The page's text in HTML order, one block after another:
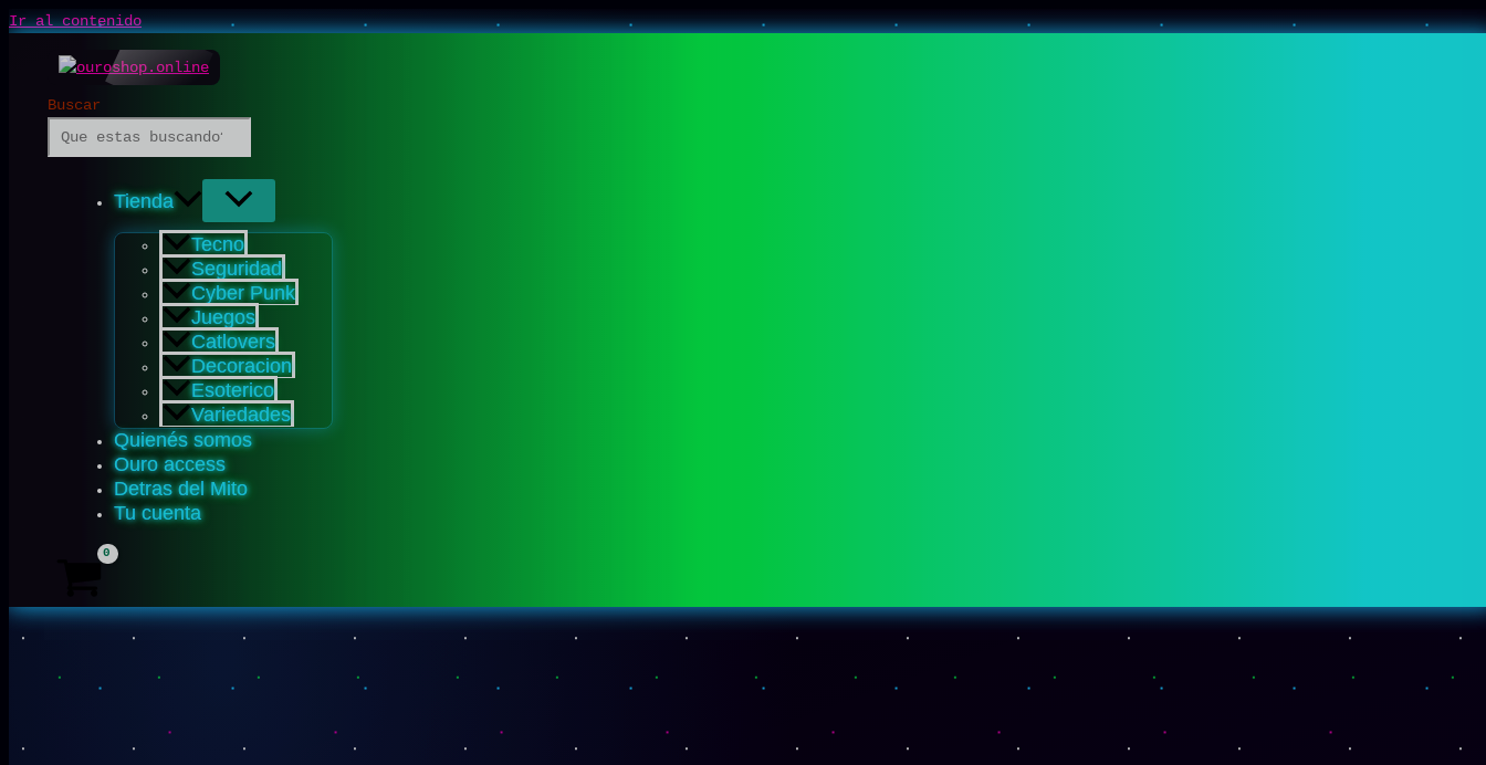
Ir al contenido
Buscar
Tienda
Tecno
Seguridad
Cyber Punk
Juegos
Catlovers
Decoracion
Esoterico
Variedades
Quienés somos
Ouro access
Detras del Mito
Tu cuenta